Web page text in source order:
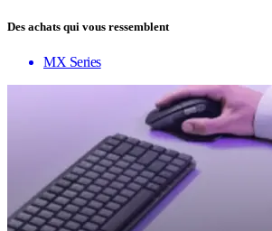
Des achats qui vous ressemblent
MX Series